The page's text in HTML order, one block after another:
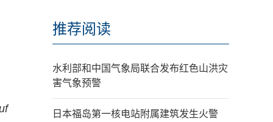
推荐阅读
水利部和中国气象局联合发布红色山洪灾
害气象预警
日本福岛第一核电站附属建筑发生火警